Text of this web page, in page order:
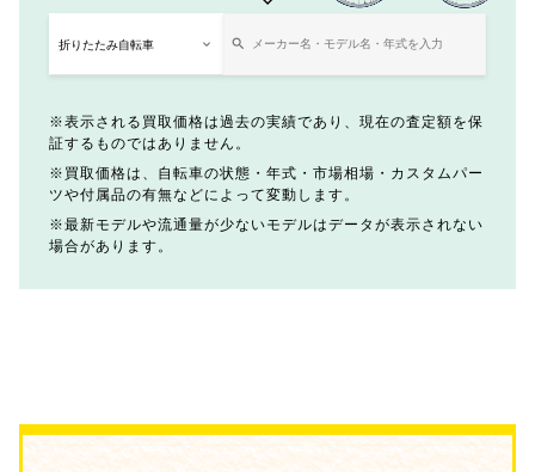
表示される買取価格は過去の実績であり、現在の査定額を保
証するものではありません。
買取価格は、自転車の状態・年式・市場相場・カスタムパー
ツや付属品の有無などによって変動します。
最新モデルや流通量が少ないモデルはデータが表示されない
場合があります。